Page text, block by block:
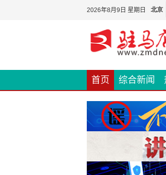
2026年8月9日 星期日
首页 综合新闻
天中名院